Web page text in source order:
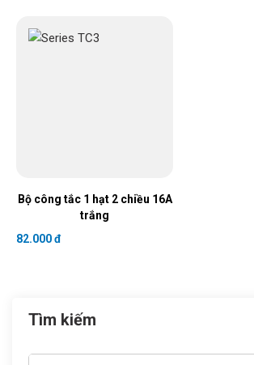
Bộ công tắc 1 hạt 2 chiều 16A
trắng
82.000 đ
Tìm kiếm